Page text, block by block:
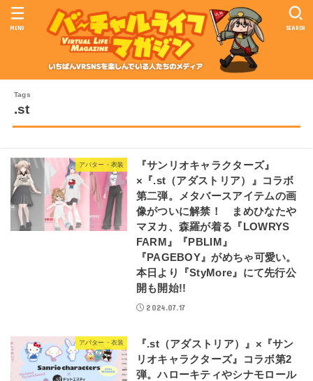
SEARCH
MENU
.st
アバター・衣装
『サンリオキャラクターズ』
×『.st（アダストリア）』コラボ
第二弾。メタバースアイテムの画
像がついに解禁！ まめひなたや
マヌカ、森羅が着る『LOWRYS
FARM』『PBLIM』
『PAGEBOY』がめちゃ可愛い。
本日より『StyMore』にて先行公
開も開始!!
2024.07.17
アバター・衣装
『.st（アダストリア）』×『サン
リオキャラクターズ』コラボ第2
弾。ハローキティやシナモロール